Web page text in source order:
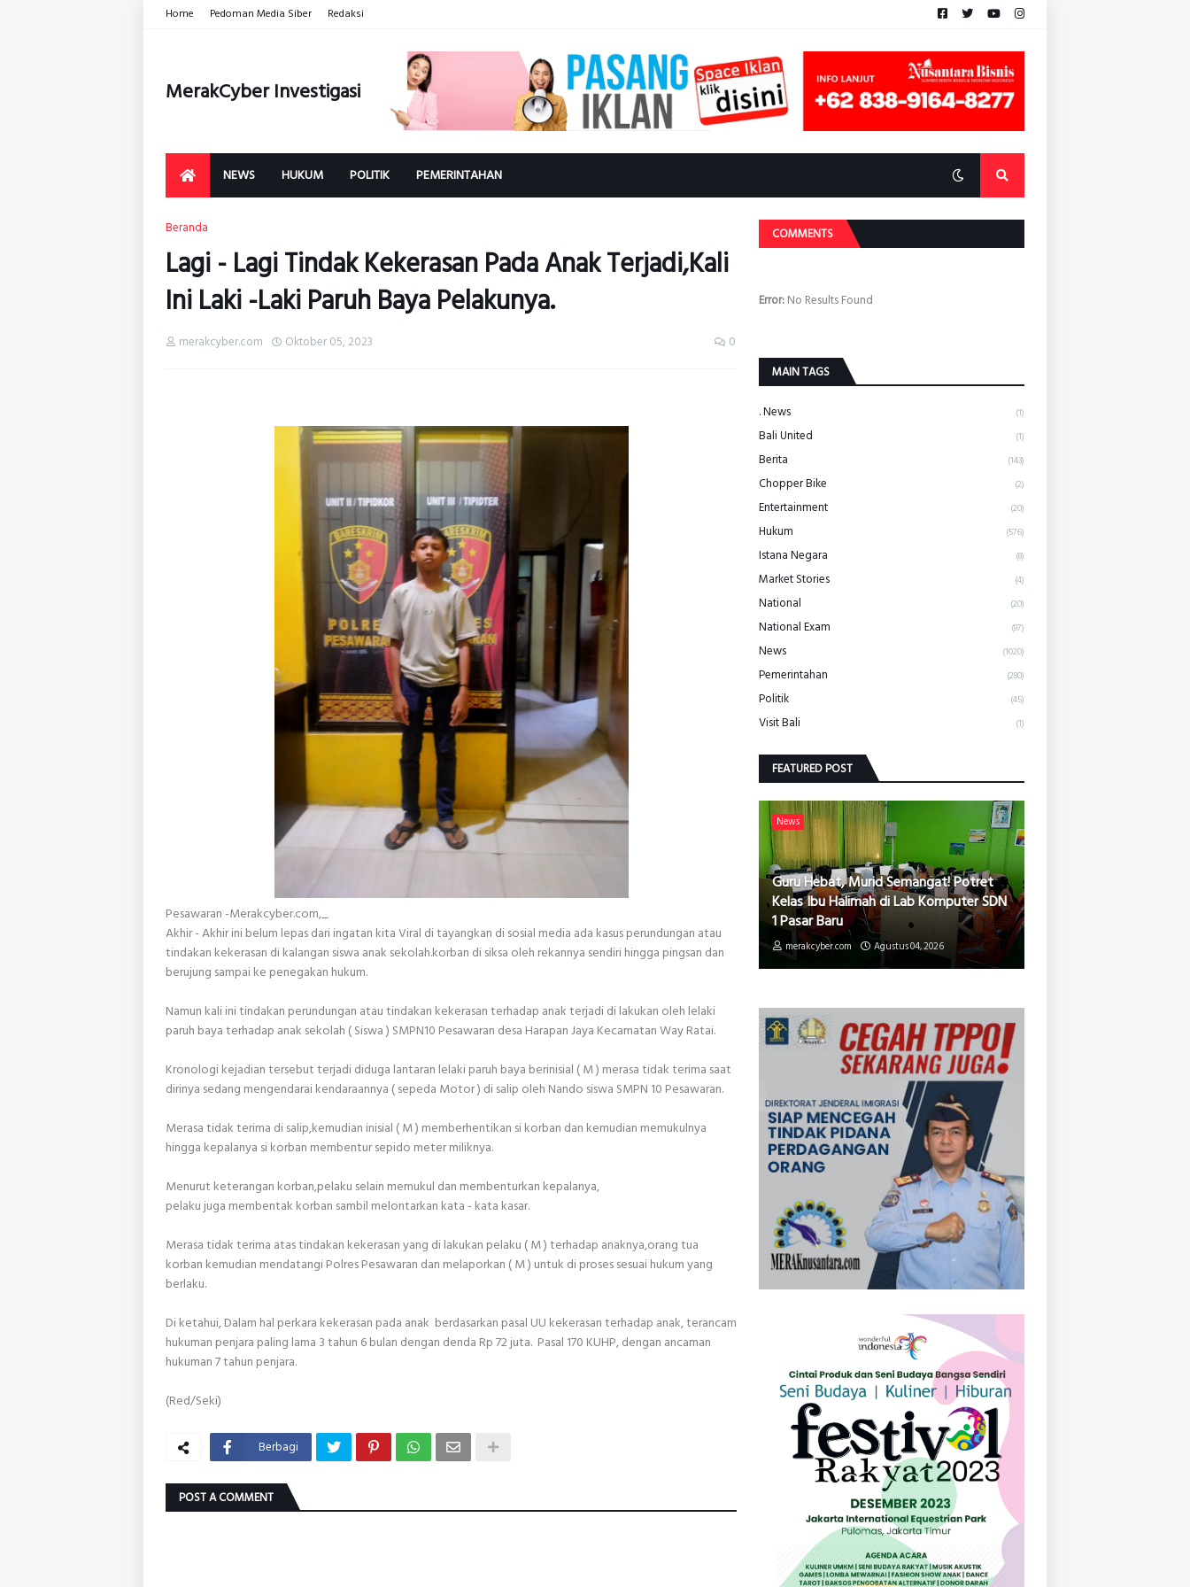
Home Pedoman Media Siber Redaksi
MerakCyber Investigasi
NEWS HUKUM POLITIK PEMERINTAHAN
Beranda
Lagi - Lagi Tindak Kekerasan Pada Anak Terjadi,Kali
Ini Laki -Laki Paruh Baya Pelakunya.
merakcyber.com Oktober 05, 2023 0
Pesawaran -Merakcyber.com,_
Akhir - Akhir ini belum lepas dari ingatan kita Viral di tayangkan di sosial media ada kasus perundungan atau
tindakan kekerasan di kalangan siswa anak sekolah.korban di siksa oleh rekannya sendiri hingga pingsan dan
berujung sampai ke penegakan hukum.
Namun kali ini tindakan perundungan atau tindakan kekerasan terhadap anak terjadi di lakukan oleh lelaki
paruh baya terhadap anak sekolah ( Siswa ) SMPN10 Pesawaran desa Harapan Jaya Kecamatan Way Ratai.
Kronologi kejadian tersebut terjadi diduga lantaran lelaki paruh baya berinisial ( M ) merasa tidak terima saat
dirinya sedang mengendarai kendaraannya ( sepeda Motor ) di salip oleh Nando siswa SMPN 10 Pesawaran.
Merasa tidak terima di salip,kemudian inisial ( M ) memberhentikan si korban dan kemudian memukulnya
hingga kepalanya si korban membentur sepido meter miliknya.
Menurut keterangan korban,pelaku selain memukul dan membenturkan kepalanya,
pelaku juga membentak korban sambil melontarkan kata - kata kasar.
Merasa tidak terima atas tindakan kekerasan yang di lakukan pelaku ( M ) terhadap anaknya,orang tua
korban kemudian mendatangi Polres Pesawaran dan melaporkan ( M ) untuk di proses sesuai hukum yang
berlaku.
Di ketahui, Dalam hal perkara kekerasan pada anak berdasarkan pasal UU kekerasan terhadap anak, terancam
hukuman penjara paling lama 3 tahun 6 bulan dengan denda Rp 72 juta. Pasal 170 KUHP, dengan ancaman
hukuman 7 tahun penjara.
(Red/Seki)
Berbagi
POST A COMMENT
COMMENTS
Error:No Results Found
MAIN TAGS
. News (1)
Bali United (1)
Berita (143)
Chopper Bike (2)
Entertainment (20)
Hukum (576)
Istana Negara (8)
Market Stories (4)
National (20)
National Exam (97)
News (1020)
Pemerintahan (280)
Politik (45)
Visit Bali (1)
FEATURED POST
News
Guru Hebat, Murid Semangat! Potret
Kelas Ibu Halimah di Lab Komputer SDN
1 Pasar Baru
merakcyber.com Agustus 04, 2026